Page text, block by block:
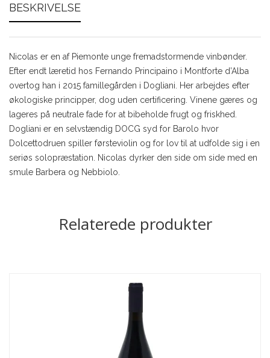
BESKRIVELSE
Nicolas er en af Piemonte unge fremadstormende vinbønder.
Efter endt læretid hos Fernando Principaino i Montforte d’Alba
overtog han i 2015 famillegården i Dogliani. Her arbejdes efter
økologiske principper, dog uden certificering. Vinene gæres og
lageres på neutrale fade for at bibeholde frugt og friskhed.
Dogliani er en selvstændig DOCG syd for Barolo hvor
Dolcettodruen spiller førsteviolin og for lov til at udfolde sig i en
seriøs solopræstation. Nicolas dyrker den side om side med en
smule Barbera og Nebbiolo.
Relaterede produkter